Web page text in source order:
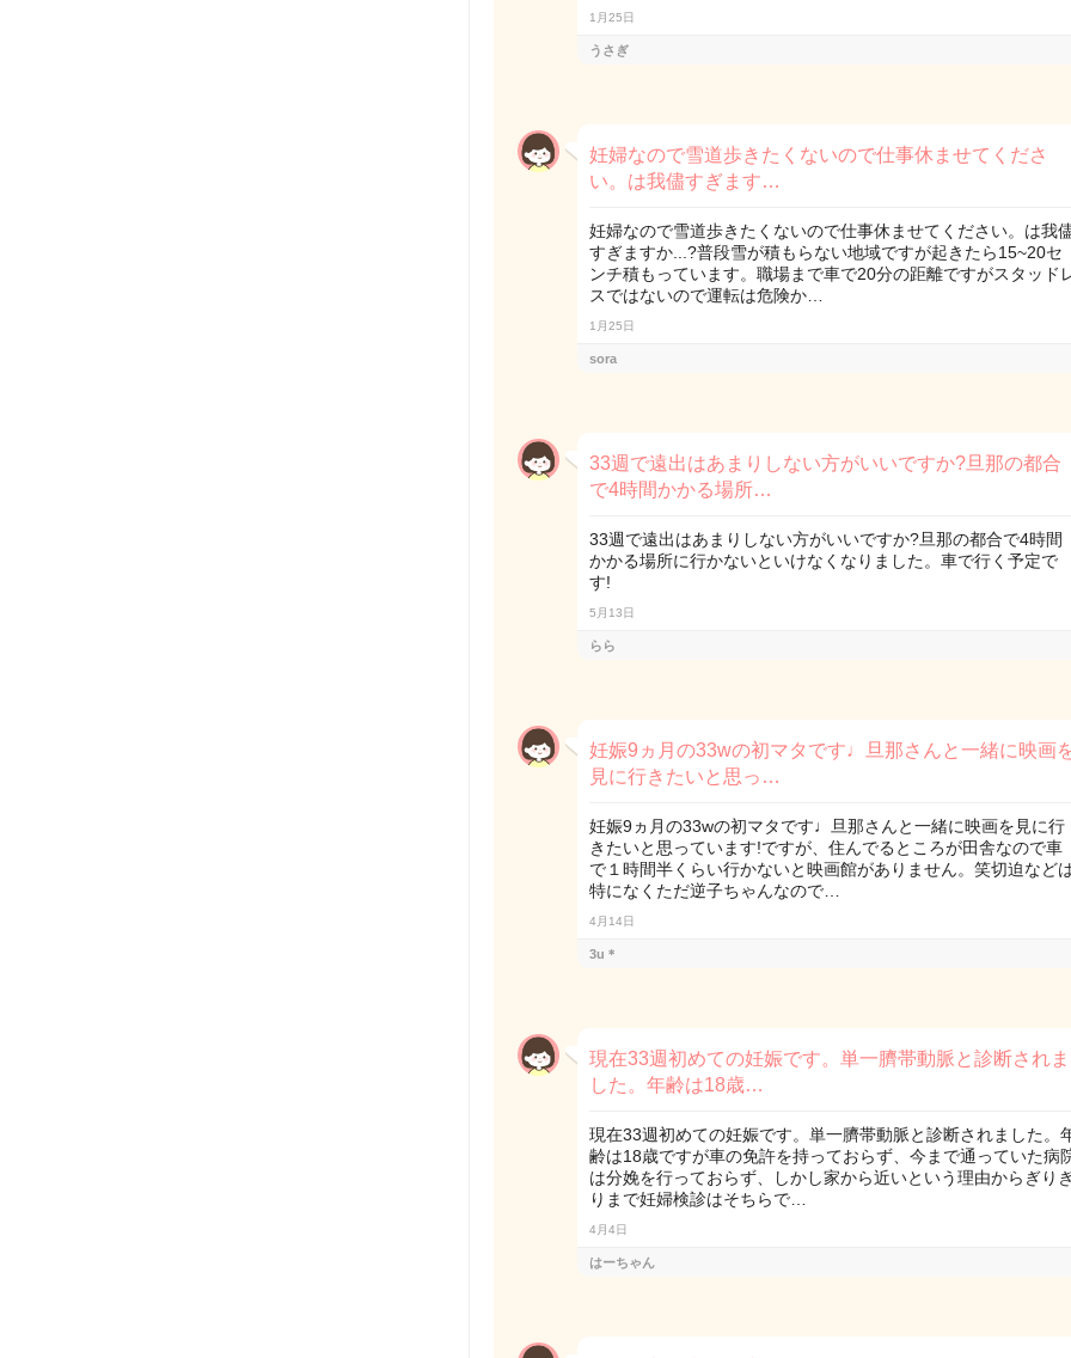
1月25日
うさぎ
妊婦なので雪道歩きたくないので仕事休ませてくださ
い。は我儘すぎます…
妊婦なので雪道歩きたくないので仕事休ませてください。は我
すぎますか...?普段雪が積もらない地域ですが起きたら15~20セ
ンチ積もっています。職場まで車で20分の距離ですがスタッド
スではないので運転は危険か…
1月25日
sora
33週で遠出はあまりしない方がいいですか?旦那の都合
で4時間かかる場所…
33週で遠出はあまりしない方がいいですか?旦那の都合で4時間
かかる場所に行かないといけなくなりました。車で行く予定で
す!
5月13日
らら
妊娠9ヵ月の33wの初マタです♩旦那さんと一緒に映画
見に行きたいと思っ…
妊娠9ヵ月の33wの初マタです♩旦那さんと一緒に映画を見に行
きたいと思っています!ですが、住んでるところが田舎なので車
で１時間半くらい行かないと映画館がありません。笑切迫など
特になくただ逆子ちゃんなので…
4月14日
3u＊
現在33週初めての妊娠です。単一臍帯動脈と診断されま
した。年齢は18歳…
現在33週初めての妊娠です。単一臍帯動脈と診断されました。
齢は18歳ですが車の免許を持っておらず、今まで通っていた病
は分娩を行っておらず、しかし家から近いという理由からぎり
りまで妊婦検診はそちらで…
4月4日
はーちゃん